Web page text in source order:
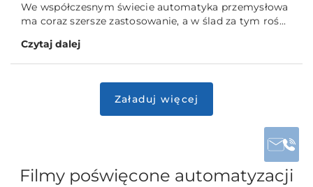
We współczesnym świecie automatyka przemysłowa
ma coraz szersze zastosowanie, a w ślad za tym roś...
Czytaj dalej
Filmy poświęcone automatyzacji